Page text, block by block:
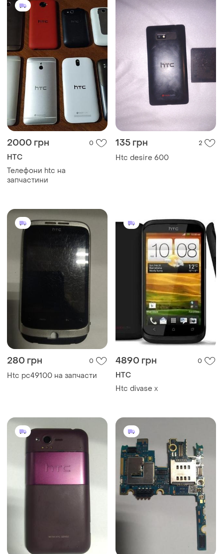
2000 грн 0
HTC
Телефони htc на
запчастини
135 грн 2
Htc desire 600
280 грн 0
Htc pc49100 на запчасти
4890 грн 0
HTC
Htc divase x